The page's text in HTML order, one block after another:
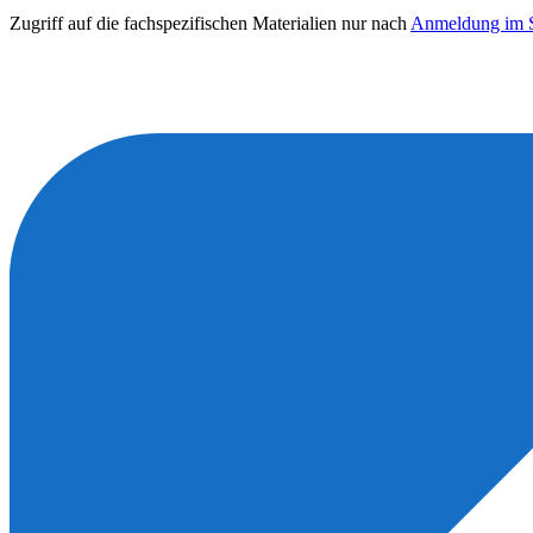
Zugriff auf die fachspezifischen Materialien nur nach Anmeldung im